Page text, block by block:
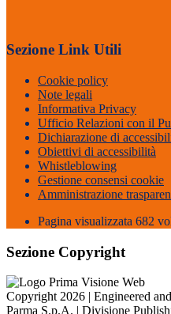
Sezione Link Utili
Cookie policy
Note legali
Informativa Privacy
Ufficio Relazioni con il
Dichiarazione di
Obiettivi di accessibilità
Whistleblowing
Gestione consensi cookie
Amministrazione
Pagina visualizzata 682
Sezione Copyright
Copyright 2026 | Engineered
Parma S.p.A. | Divisione